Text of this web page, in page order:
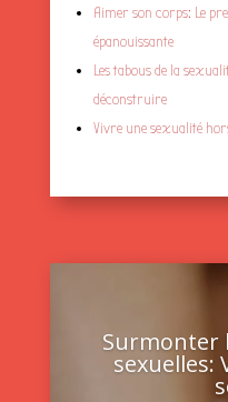
Aimer son corps: Le
épanouissante
Les tabous de la
déconstruire
Vivre une sexualité
Surmonter
sexuelles: